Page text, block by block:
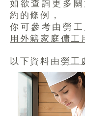
如欲查詢更多
約的條例，
你可參考由勞
用外籍家庭傭工
以下資料由勞工